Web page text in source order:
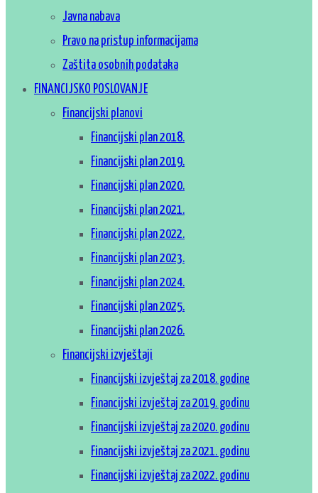
Javna nabava
Pravo na pristup informacijama
Zaštita osobnih podataka
FINANCIJSKO POSLOVANJE
Financijski planovi
Financijski plan 2018.
Financijski plan 2019.
Financijski plan 2020.
Financijski plan 2021.
Financijski plan 2022.
Financijski plan 2023.
Financijski plan 2024.
Financijski plan 2025.
Financijski plan 2026.
Financijski izvještaji
Financijski izvještaj za 2018. godine
Financijski izvještaj za 2019. godinu
Financijski izvještaj za 2020. godinu
Financijski izvještaj za 2021. godinu
Financijski izvještaj za 2022. godinu